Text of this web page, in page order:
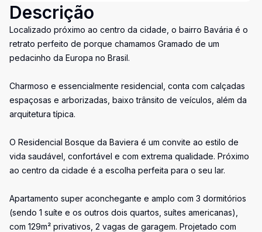
Descrição
Localizado próximo ao centro da cidade, o bairro Bavária é o
retrato perfeito de porque chamamos Gramado de um
pedacinho da Europa no Brasil.
Charmoso e essencialmente residencial, conta com calçadas
espaçosas e arborizadas, baixo trânsito de veículos, além da
arquitetura típica.
O Residencial Bosque da Baviera é um convite ao estilo de
vida saudável, confortável e com extrema qualidade. Próximo
ao centro da cidade é a escolha perfeita para o seu lar.
Apartamento super aconchegante e amplo com 3 dormitórios
(sendo 1 suíte e os outros dois quartos, suítes americanas),
com 129m² privativos, 2 vagas de garagem. Projetado com